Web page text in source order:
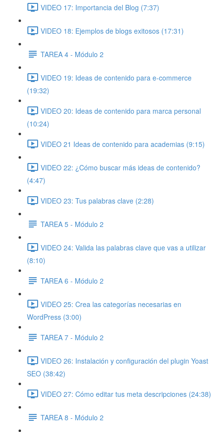
VIDEO 17: Importancia del Blog (7:37)
VIDEO 18: Ejemplos de blogs exitosos (17:31)
TAREA 4 - Módulo 2
VIDEO 19: Ideas de contenido para e-commerce
(19:32)
VIDEO 20: Ideas de contenido para marca personal
(10:24)
VIDEO 21 Ideas de contenido para academias (9:15)
VIDEO 22: ¿Cómo buscar más ideas de contenido?
(4:47)
VIDEO 23: Tus palabras clave (2:28)
TAREA 5 - Módulo 2
VIDEO 24: Valida las palabras clave que vas a utilizar
(8:10)
TAREA 6 - Módulo 2
VIDEO 25: Crea las categorías necesarias en
WordPress (3:00)
TAREA 7 - Módulo 2
VIDEO 26: Instalación y configuración del plugin Yoast
SEO (38:42)
VIDEO 27: Cómo editar tus meta descripciones (24:38)
TAREA 8 - Módulo 2